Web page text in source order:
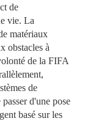
de
vie. La
matériaux
obstacles à
de la FIFA
de
d'une pose
basé sur les